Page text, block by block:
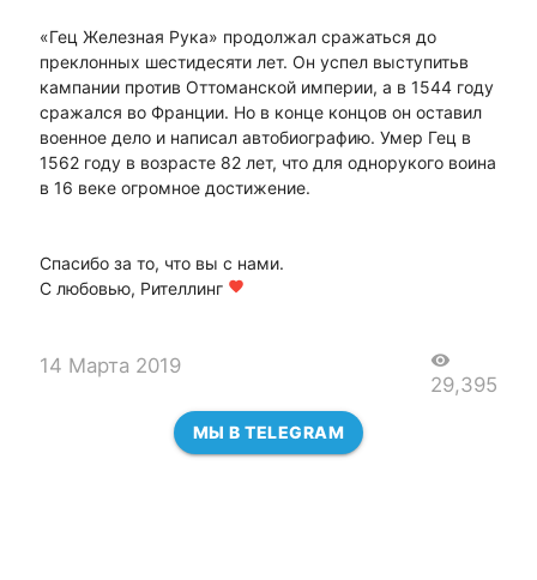
«Гец Железная Рука» продолжал сражаться до
преклонных шестидесяти лет. Он успел выступитьв
кампании против Оттоманской империи, а в 1544 году
сражался во Франции. Но в конце концов он оставил
военное дело и написал автобиографию. Умер Гец в
1562 году в возрасте 82 лет, что для однорукого воина
в 16 веке огромное достижение.
Спасибо за то, что вы с нами.
С любовью, Рителлинг favorite
14 Марта 2019 visibility
29,395
МЫ В TELEGRAM